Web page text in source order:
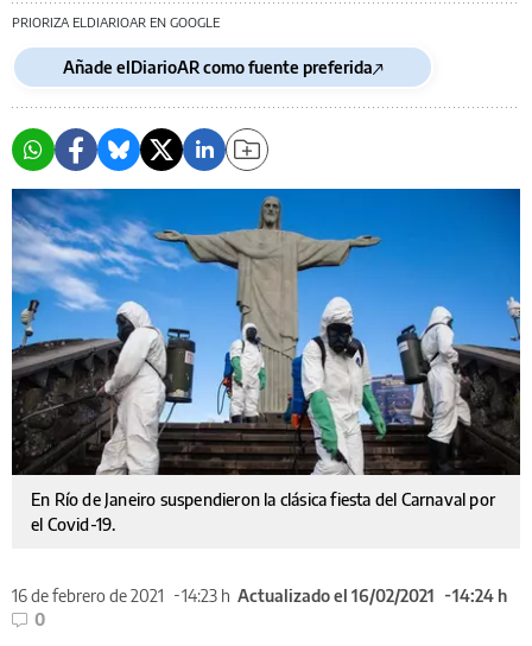
PRIORIZA ELDIARIOAR EN GOOGLE
Añade elDiarioAR como fuente preferida
En Río de Janeiro suspendieron la clásica fiesta del Carnaval por
el Covid-19.
16 de febrero de 2021 14:23 h Actualizado el 16/02/2021
14:24 h
0